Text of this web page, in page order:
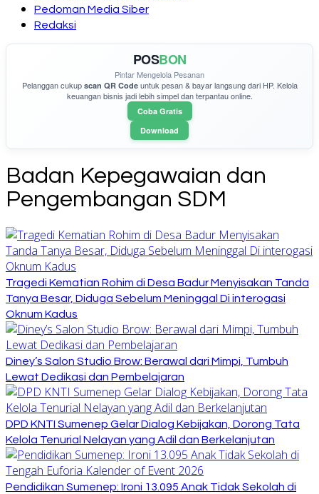
Pedoman Media Siber
Redaksi
POSBON
Pintar Mengelola Pesanan
Pelanggan cukup scan QR Codeuntuk pesan & bayar langsung dari HP. Kelola
keuangan bisnis jadi lebih simpel dan terpantau online.
Coba Gratis
Download
Badan Kepegawaian dan
Pengembangan SDM
Tragedi Kematian Rohim di Desa Badur Menyisakan Tanda
Tanya Besar, Diduga Sebelum Meninggal Di interogasi
Oknum Kadus
Diney’s Salon Studio Brow: Berawal dari Mimpi, Tumbuh
Lewat Dedikasi dan Pembelajaran
DPD KNTI Sumenep Gelar Dialog Kebijakan, Dorong Tata
Kelola Tenurial Nelayan yang Adil dan Berkelanjutan
Pendidikan Sumenep: Ironi 13.095 Anak Tidak Sekolah di